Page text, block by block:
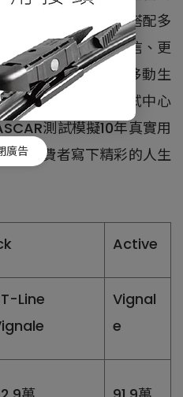
獨立多連桿配置，搭配多
駕駛與乘客以更自信、更
情境場域，豐富移動生
赴歐洲Lommel測試中心
測試模擬10年真實用
位消費者寫下精彩的人生
Active
Line
Vignal
e
廣告